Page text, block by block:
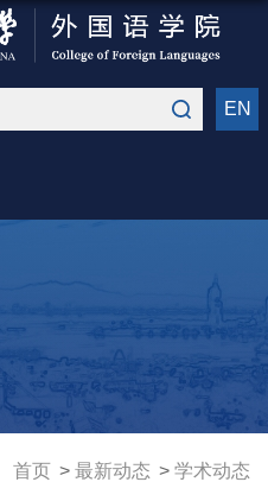
EN
首页 最新动态 学术动态